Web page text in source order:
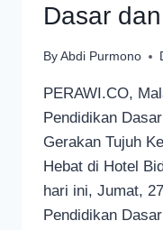
Dasar
By Abdi Purmono
PERAWI.CO,
Pendidikan
Gerakan Tujuh
Hebat di Hotel
hari ini, Jumat,
Pendidikan